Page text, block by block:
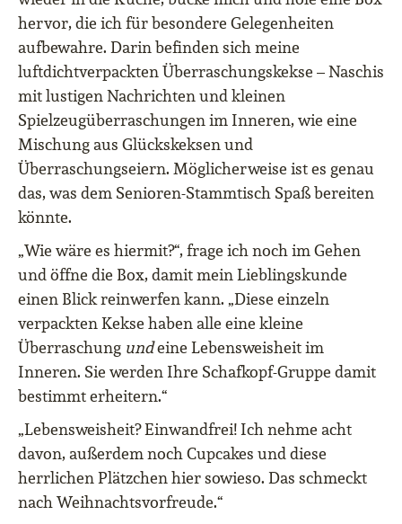
hervor, die ich für besondere Gelegenheiten
aufbewahre. Darin befinden sich meine
luftdichtverpackten Überraschungskekse – Naschis
mit lustigen Nachrichten und kleinen
Spielzeugüberraschungen im Inneren, wie eine
Mischung aus Glückskeksen und
Überraschungseiern. Möglicherweise ist es genau
das, was dem Senioren-Stammtisch Spaß bereiten
könnte.
„Wie wäre es hiermit?“, frage ich noch im Gehen
und öffne die Box, damit mein Lieblingskunde
einen Blick reinwerfen kann. „Diese einzeln
verpackten Kekse haben alle eine kleine
Überraschung undeine Lebensweisheit im
Inneren. Sie werden Ihre Schafkopf-Gruppe damit
bestimmt erheitern.“
„Lebensweisheit? Einwandfrei! Ich nehme acht
davon, außerdem noch Cupcakes und diese
herrlichen Plätzchen hier sowieso. Das schmeckt
nach Weihnachtsvorfreude.“